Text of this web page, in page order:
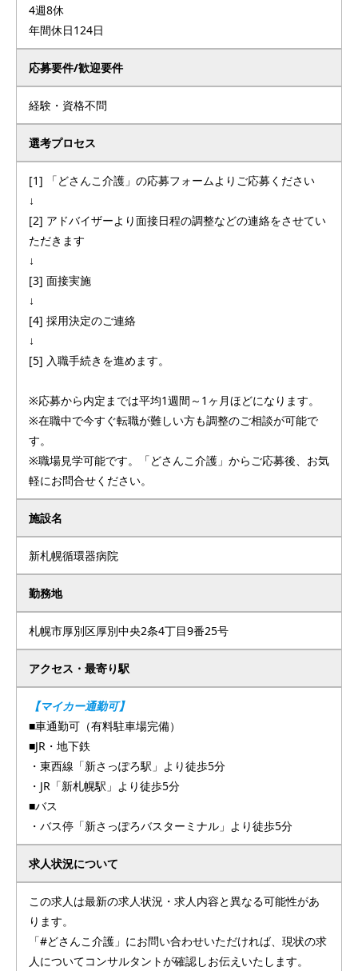
4週8休
年間休日124日
応募要件/歓迎要件
経験・資格不問
選考プロセス
[1] 「どさんこ介護」の応募フォームよりご応募ください
↓
[2] アドバイザーより面接日程の調整などの連絡をさせてい
ただきます
↓
[3] 面接実施
↓
[4] 採用決定のご連絡
↓
[5] 入職手続きを進めます。
※応募から内定までは平均1週間～1ヶ月ほどになります。
※在職中で今すぐ転職が難しい方も調整のご相談が可能で
す。
※職場見学可能です。「どさんこ介護」からご応募後、お気
軽にお問合せください。
施設名
新札幌循環器病院
勤務地
札幌市厚別区厚別中央2条4丁目9番25号
アクセス・最寄り駅
【マイカー通勤可】
■車通勤可（有料駐車場完備）
■JR・地下鉄
・東西線「新さっぽろ駅」より徒歩5分
・JR「新札幌駅」より徒歩5分
■バス
・バス停「新さっぽろバスターミナル」より徒歩5分
求人状況について
この求人は最新の求人状況・求人内容と異なる可能性があ
ります。
「#どさんこ介護」にお問い合わせいただければ、現状の求
人についてコンサルタントが確認しお伝えいたします。